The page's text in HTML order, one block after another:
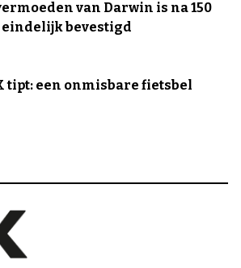
van Darwin is na 150
bevestigd
tipt: een onmisbare fietsbel